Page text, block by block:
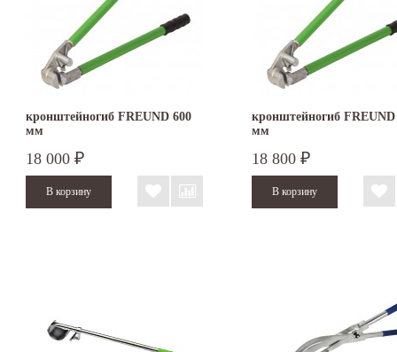
кронштейногиб FREUND 600
мм
18 000 ₽
кронштейногиб FREUND
мм
18 800 ₽